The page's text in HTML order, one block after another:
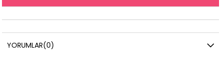
YORUMLAR(0)